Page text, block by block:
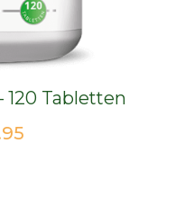
120 Tabletten